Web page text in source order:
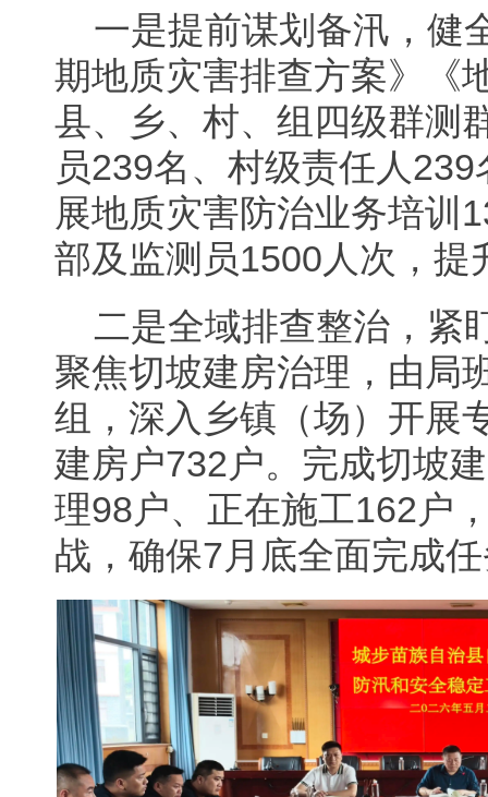
一是提前谋划备汛，健
期地质灾害排查方案》《
县、乡、村、组四级群测
员239名、村级责任人
展地质灾害防治业务培训
部及监测员1500人次，提
二是全域排查整治，紧
聚焦切坡建房治理，由局
组，深入乡镇（场）开展
建房户732户。完成切坡
理98户、正在施工162户
战，确保7月底全面完成